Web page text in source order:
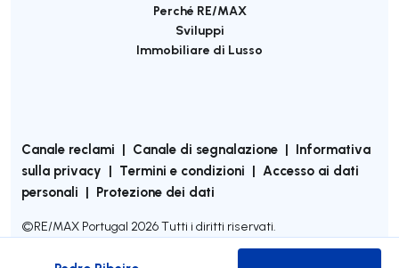
Perché RE/MAX
Sviluppi
Immobiliare di Lusso
Canale reclami | Canale di segnalazione | Informativa
sulla privacy | Termini e condizioni | Accesso ai dati
personali | Protezione dei dati
©RE/MAX Portugal 2026Tutti i diritti riservati.